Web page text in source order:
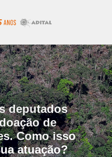
deputados
de
Como isso
atuação?